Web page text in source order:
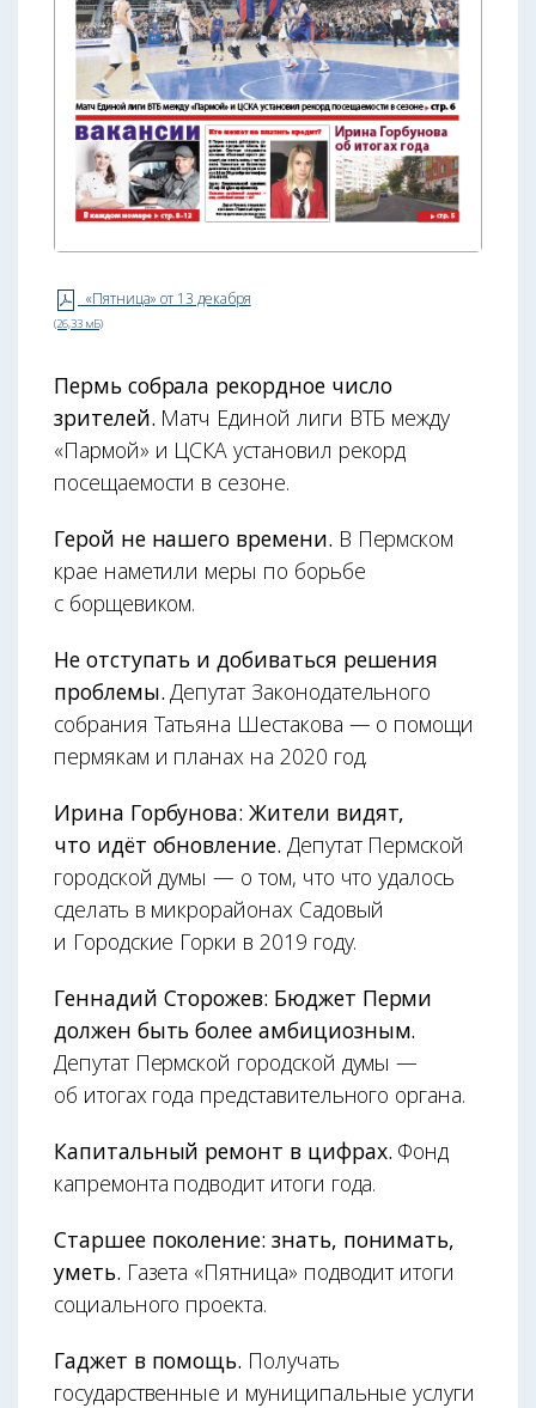
«Пятница» от 13 декабря
(26,33 мБ)
Пермь собрала рекордное число
зрителей. Матч Единой лиги ВТБ между
«Пармой» и ЦСКА установил рекорд
посещаемости в сезоне.
Герой не нашего времени. В Пермском
крае наметили меры по борьбе
с борщевиком.
Не отступать и добиваться решения
проблемы. Депутат Законодательного
собрания Татьяна Шестакова — о помощи
пермякам и планах на 2020 год.
Ирина Горбунова: Жители видят,
что идёт обновление. Депутат Пермской
городской думы — о том, что что удалось
сделать в микрорайонах Садовый
и Городские Горки в 2019 году.
Геннадий Сторожев: Бюджет Перми
должен быть более амбициозным.
Депутат Пермской городской думы —
об итогах года представительного органа.
Капитальный ремонт в цифрах. Фонд
капремонта подводит итоги года.
Старшее поколение: знать, понимать,
уметь. Газета «Пятница» подводит итоги
социального проекта.
Гаджет в помощь. Получать
государственные и муниципальные услуги